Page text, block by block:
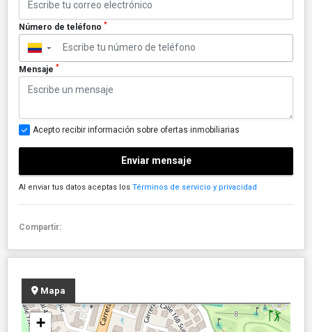
Número de teléfono *
▼
Mensaje *
Acepto recibir información sobre ofertas inmobiliarias
Enviar mensaje
Al enviar tus datos aceptas los Términos de servicio y privacidad
Compartir:
Mapa
+